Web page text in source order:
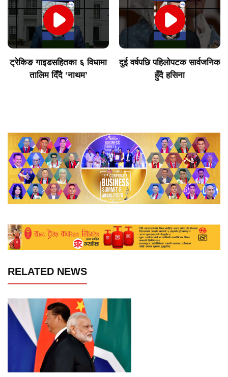
ट्रेकिङ गाइडसहितका ६ विधामा
तालिम दिँदै ‘नाथम’
दुई वर्षपछि पहिलोपटक सार्वजनिक
हुँदै हसिना
RELATED NEWS